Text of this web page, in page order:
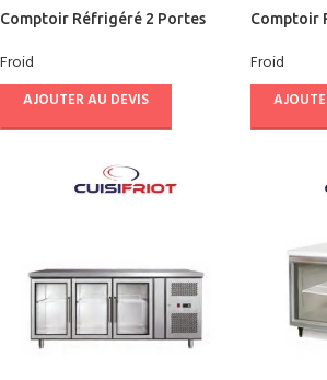
Comptoir Réfrigéré 2 Portes
Froid
AJOUTER AU DEVIS
Comptoir
Froid